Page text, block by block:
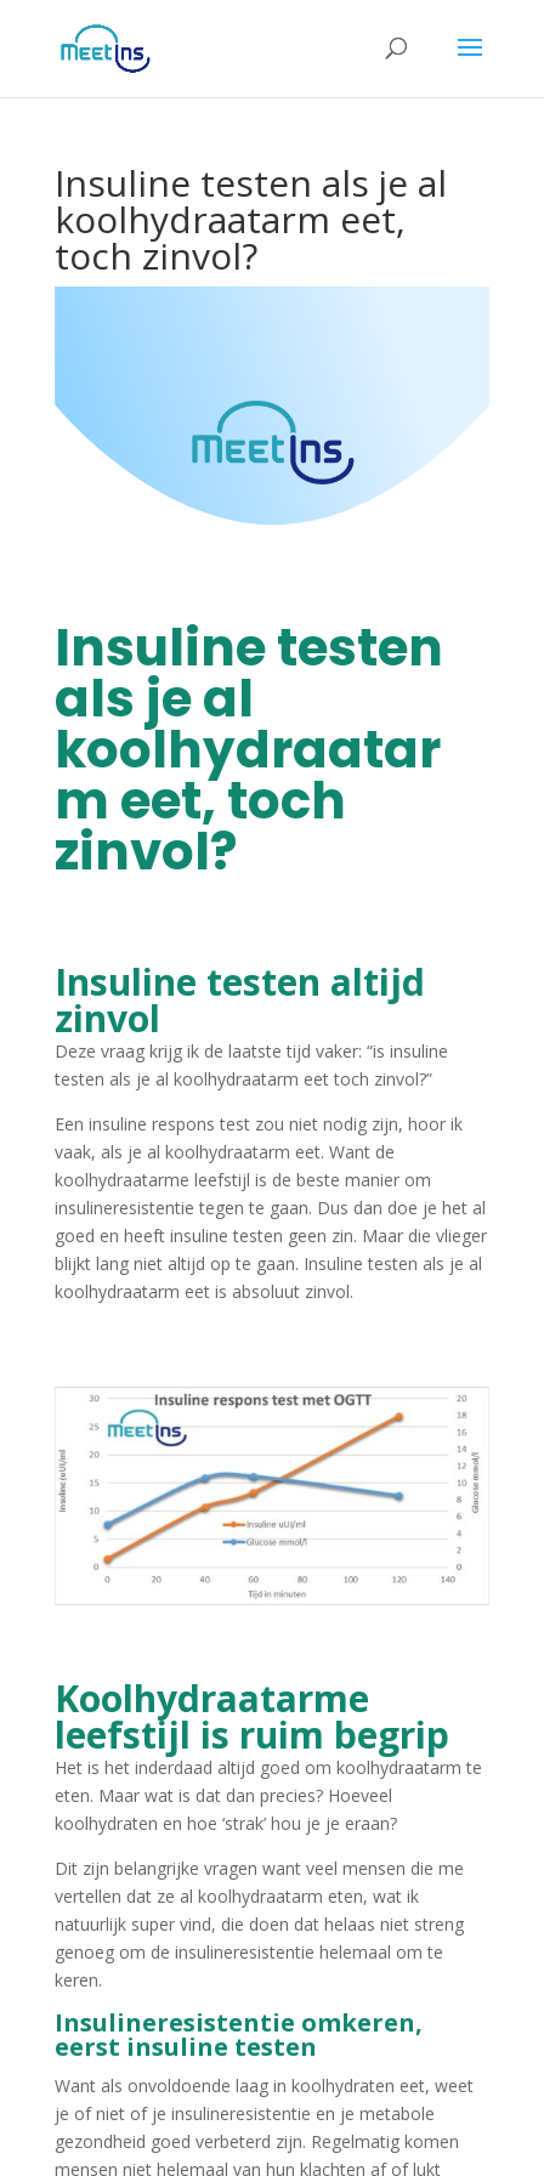
Insuline testen als je al
koolhydraatarm eet,
toch zinvol?
Insuline testen
als je al
koolhydraatar
m eet, toch
zinvol?
Insuline testen altijd
zinvol
Deze vraag krijg ik de laatste tijd vaker: “is insuline
testen als je al koolhydraatarm eet toch zinvol?”
Een insuline respons test zou niet nodig zijn, hoor ik
vaak, als je al koolhydraatarm eet. Want de
koolhydraatarme leefstijl is de beste manier om
insulineresistentie tegen te gaan. Dus dan doe je het al
goed en heeft insuline testen geen zin. Maar die vlieger
blijkt lang niet altijd op te gaan. Insuline testen als je al
koolhydraatarm eet is absoluut zinvol.
Koolhydraatarme
leefstijl is ruim begrip
Het is het inderdaad altijd goed om koolhydraatarm te
eten. Maar wat is dat dan precies? Hoeveel
koolhydraten en hoe ‘strak’ hou je je eraan?
Dit zijn belangrijke vragen want veel mensen die me
vertellen dat ze al koolhydraatarm eten, wat ik
natuurlijk super vind, die doen dat helaas niet streng
genoeg om de insulineresistentie helemaal om te
keren.
Insulineresistentie omkeren,
eerst insuline testen
Want als onvoldoende laag in koolhydraten eet, weet
je of niet of je insulineresistentie en je metabole
gezondheid goed verbeterd zijn. Regelmatig komen
mensen niet helemaal van hun klachten af of lukt